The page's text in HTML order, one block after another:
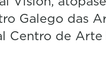
Galego das
Centro de Arte